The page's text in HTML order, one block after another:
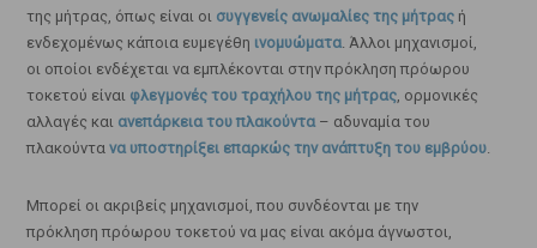
της μήτρας, όπως είναι οι συγγενείς ανωμαλίες της μήτραςή
ενδεχομένως κάποια ευμεγέθη ινομυώματα. Άλλοι μηχανισμοί,
οι οποίοι ενδέχεται να εμπλέκονται στην πρόκληση πρόωρου
τοκετού είναι φλεγμονές του τραχήλου της μήτρας, ορμονικές
αλλαγές και ανεπάρκεια του πλακούντα– αδυναμία του
πλακούντα να υποστηρίξει επαρκώς την ανάπτυξη του εμβρύου.
Μπορεί οι ακριβείς μηχανισμοί, που συνδέονται με την
πρόκληση πρόωρου τοκετού να μας είναι ακόμα άγνωστοι,